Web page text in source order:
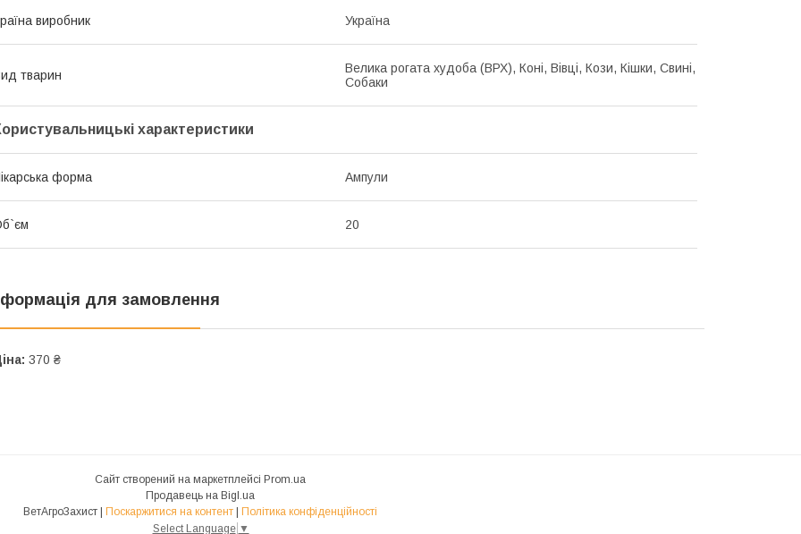
виробник Україна
тварин
Велика рогата худоба (ВРХ), Коні, Вівці, Кози, Кішки, Свині,
Собаки
характеристики
форма Ампули
20
для замовлення
370 ₴
Сайт створений на маркетплейсі Prom.ua
Продавець на Bigl.ua
Поскаржитися на контент
Політика конфіденційності
Select Language ▼